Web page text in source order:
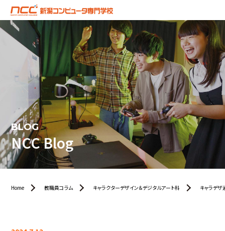
BLOG
NCC Blog
Home 教職員コラム キャラクターデザイン＆デジタルアート科 キャラデ